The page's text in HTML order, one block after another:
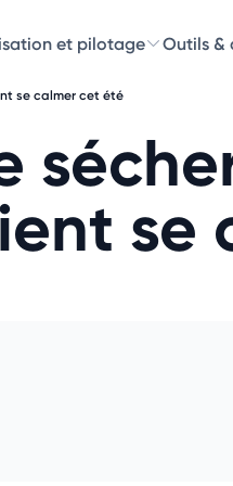
et pilotage Outils &
se calmer cet été
se
Choisissez les